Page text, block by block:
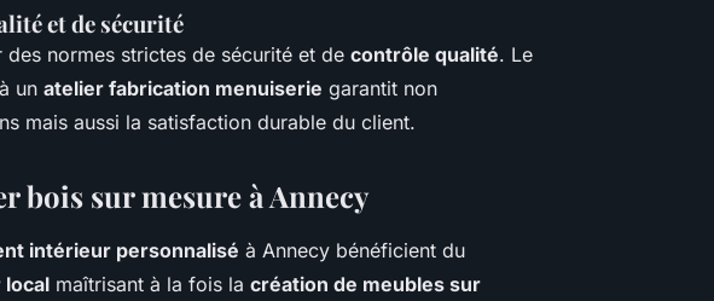
et de sécurité
des normes strictes de sécurité et de contrôle qualité. Le
un atelier fabrication menuiserie garantit non
mais aussi la satisfaction durable du client.
bois sur mesureà Annecy
intérieur personnalisé à Annecy bénéficient du
local maîtrisant à la fois la création de meubles sur